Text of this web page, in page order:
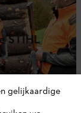
STIHL
gelijkaardige